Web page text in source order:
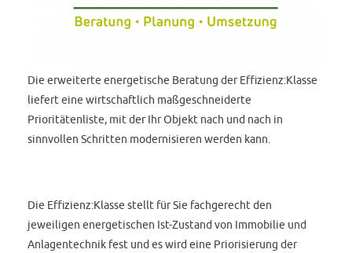
Die erweiterte energetische Beratung der Effizienz:Klasse
liefert eine wirtschaftlich maßgeschneiderte
Prioritätenliste, mit der Ihr Objekt nach und nach in
sinnvollen Schritten modernisieren werden kann.
Die Effizienz:Klasse stellt für Sie fachgerecht den
jeweiligen energetischen Ist-Zustand von Immobilie und
Anlagentechnik fest und es wird eine Priorisierung der